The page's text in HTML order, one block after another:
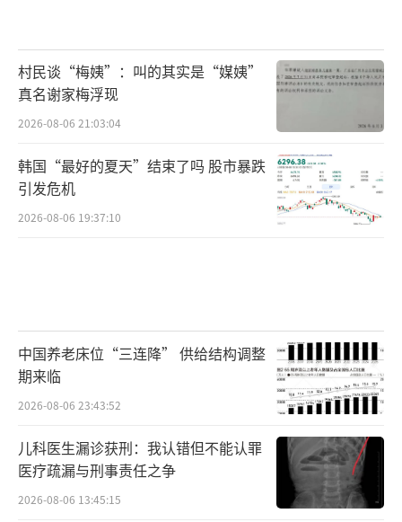
戟。至此，国乒男队仅剩王楚钦一人闯入八
强，成为名副其实的“独苗”。王楚钦在1/4决
赛中的对手是斯洛文尼亚的达科·约奇克，如
冠军、巴西名将雨果·卡尔德拉诺。对于志在
冲击个人首个世界杯单打冠军的王楚钦来说，
次将国乒选手淘汰出局。这一连串的失利清晰
地表明，德国乒乓球队已经成为国乒在国际赛
场上最不容忽视的对手之一。奥恰洛夫、邱
党、弗朗西斯卡、温特……这些名字共同构成
了一个强大的“德国战车”阵容，他们技术扎
实、经验丰富、冲击力强，正在从各个层面对
国乒的统治地位发起强有力的挑战。
村民谈“梅姨”：叫的其实是“媒姨”
真名谢家梅浮现
2026-08-06 21:03:04
韩国“最好的夏天”结束了吗 股市暴跌
引发危机
2026-08-06 19:37:10
中国养老床位“三连降” 供给结构调整
期来临
2026-08-06 23:43:52
儿科医生漏诊获刑：我认错但不能认罪
医疗疏漏与刑事责任之争
2026-08-06 13:45:15